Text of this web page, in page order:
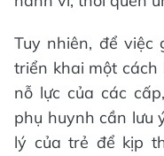
Tuy nhiên, để việc
triển khai một cách
nỗ lực của các
phụ huynh cần lưu
lý của trẻ để kịp